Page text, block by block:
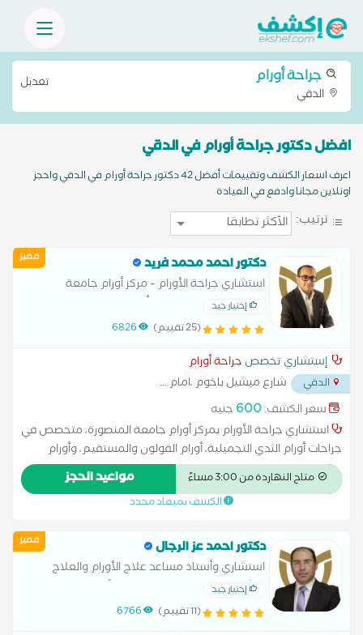
جراحة أورام
الدقي
تعديل
افضل دكتور جراحة أورام في الدقي
اعرف اسعار الكشف وتقييمات أفضل 42 دكتور جراحة أورام في الدقي واحجز
اونلاين مجانا وادفع في العيادة
ترتيب:
مميز دكتور احمد محمد فريد
استشاري جراحة الأورام – مركز أورام جامعة
المنصورة – زميل جراحات أورام القولون والمستقيم
بإنجلترا – عضو جمعية الجراحين المصرية
إختيار جيد
(25 تقييم) 6826
إستشاري تخصص جراحة أورام
الدقي شارع ميشيل باخوم ،امام...
سعر الكشف:600 جنيه
استشاري جراحة الأورام بمركز أورام جامعة المنصورة، متخصص في
جراحات أورام الثدي التجميلية، أورام القولون والمستقيم، وأورام
النساء بالمنظار، بالإضافة إلى جراحات أورام الغدد. يمتلك خبرة واسعة
في علاج البواسير، الشرخ الشرجي، والناسور الشرجي والعصعصي
باستخدام الجراحة والليزر، كما يجري استئصال الغدة الدرقية والغدد
باستخدام المنظار الجراحي.
متاح النهاردة من 3:00 مساءً مواعيد الحجز
الكشف بميعاد محدد
مميز دكتور احمد عز الرجال
استشاري وأستاذ مساعد علاج الأورام والعلاج
الإشعاعي – كلية الطب، جامعة الأزهر – عضو
الجمعية الأوروبية لعلاج الأورام – استشاري العلاج
الإشعاعي بالمركز الطبي
إختيار جيد
(11 تقييم) 6766